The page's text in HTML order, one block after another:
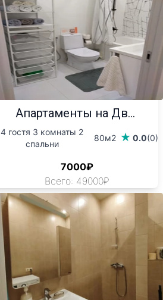
Апартаменты на Дв...
4 гостя 3 комнаты 2
спальни
80м2 0.0(0)
7000₽
Всего: 49000₽